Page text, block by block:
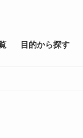
目的から探す